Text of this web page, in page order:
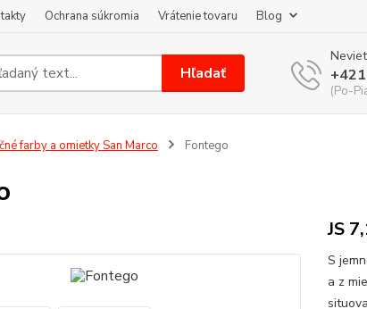
Ochrana súkromia Vrátenie tovaru Blog
Hľadať
(Po-
farby a omietky San Marco Fontego
JS
S
a z